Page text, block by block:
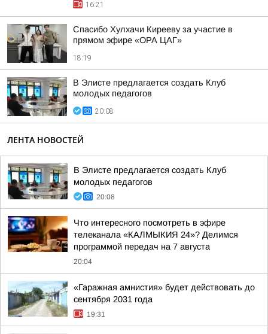
16:21
Спасибо Хулхачи Кирееву за участие в
прямом эфире «ОРА ЦАГ»
18:19
В Элисте предлагается создать Клуб
молодых педагогов
20:08
ЛЕНТА НОВОСТЕЙ
В Элисте предлагается создать Клуб
молодых педагогов
20:08
Что интересного посмотреть в эфире
телеканала «КАЛМЫКИЯ 24»? Делимся
программой передач на 7 августа
20:04
«Гаражная амнистия» будет действовать до
сентября 2031 года
19:31